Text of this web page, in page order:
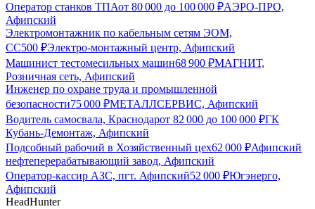
Оператор станков ТПАот 80 000 до 100 000 ₽АЭРО-ПРО,
Афипский
Электромонтажник по кабельным сетям ЭОМ,
СС500 ₽Электро-монтажный центр, Афипский
Машинист тестомесильных машин68 900 ₽МАГНИТ,
Розничная сеть, Афипский
Инженер по охране труда и промышленной
безопасности75 000 ₽МЕТАЛЛСЕРВИС, Афипский
Водитель самосвала, Краснодарот 82 000 до 100 000 ₽ГК
Кубань-Демонтаж, Афипский
Подсобный рабочий в Хозяйственный цех62 000 ₽Афипский
нефтеперерабатывающий завод, Афипский
Оператор-кассир АЗС, пгт. Афипский52 000 ₽Югэнерго,
Афипский
HeadHunter